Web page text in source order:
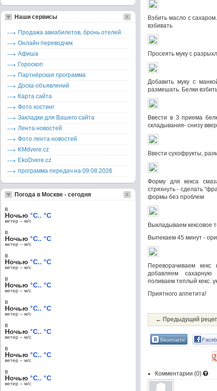
Взбить масло с
взбивать
Просеять муку с
Добавить муку с
размешать. Белки
Ввести в 3 приема
складывания- снизу
Ввести сухофрукты,
Форму для кекса
стряхнуть - сделать
формы без проблем
Выкладываем кексовое
Выпекаем 45 минут -
Переворачиваем
добавляем
поливаем теплый кекс.
Приятного аппетита!
← Предыдущий
Вконтакте
Комментарии (0)
Наши сервисы
Продажа авиабилетов, бронь отелей
Онлайн переводчик
Афиша
Гороскоп
Партнёрская программа
Доска объявлений
Карта сайта
Фото хостинг
Закладки для Вашего сайта
Лента новостей
Фото лента новостей
KMdvere.cz
EkoDvere.cz
программа передач на 09.08.2026
Погода в Москве - сегодня
в
Ночью °C.. °C
ветер – м/c
в
Ночью °C.. °C
ветер – м/c
в
Ночью °C.. °C
ветер – м/c
в
Ночью °C.. °C
ветер – м/c
в
Ночью °C.. °C
ветер – м/c
в
Ночью °C.. °C
ветер – м/c
в
Ночью °C.. °C
ветер – м/c
в
Ночью °C.. °C
ветер – м/c